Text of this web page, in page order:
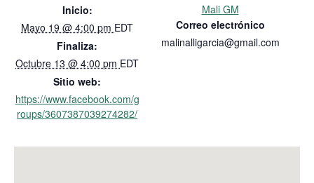
Inicio:
Mayo 19 @ 4:00 pm EDT
Finaliza:
Octubre 13 @ 4:00 pm EDT
Sitio web:
https://www.facebook.com/g
roups/3607387039274282/
Mali GM
Correo electrónico
malinalligarcia@gmail.com